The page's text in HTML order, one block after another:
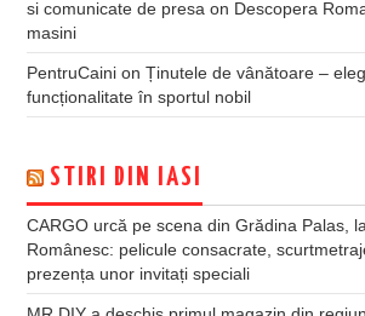
si comunicate de presa on Descopera
masini
PentruCaini onȚinutele de vânătoare –
funcționalitate în sportul nobil
STIRI DIN IASI
CARGO urcă pe scena din Grădina Palas,
Românesc: pelicule consacrate,
prezența unor invitați speciali